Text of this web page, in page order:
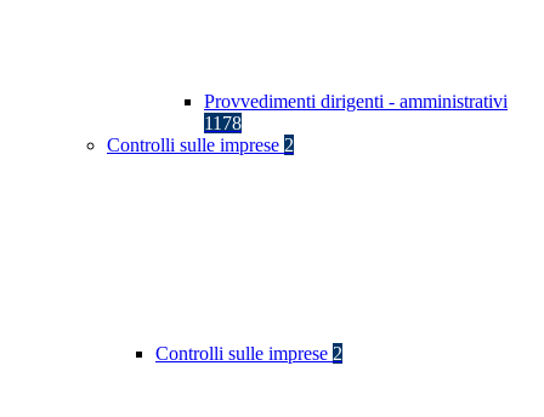
Provvedimenti dirigenti - amministrativi
1178
Controlli sulle imprese 2
Controlli sulle imprese 2